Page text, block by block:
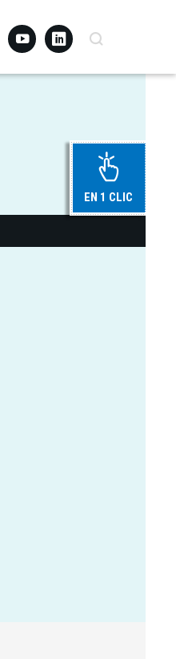
YoutubeLinkedinRecherche
EN 1 CLIC